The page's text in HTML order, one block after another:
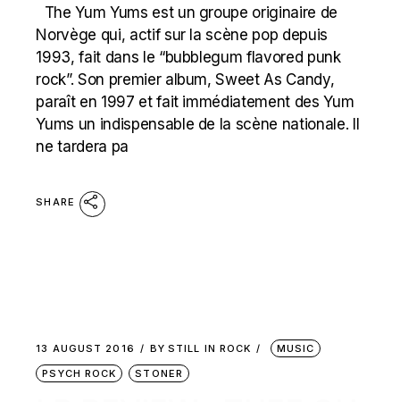
The Yum Yums est un groupe originaire de
Norvège qui, actif sur la scène pop depuis
1993, fait dans le “bubblegum flavored punk
rock”. Son premier album, Sweet As Candy,
paraît en 1997 et fait immédiatement des Yum
Yums un indispensable de la scène nationale. Il
ne tardera pa
SHARE
13 AUGUST 2016 BY STILL IN ROCK
MUSIC
PSYCH ROCK
STONER